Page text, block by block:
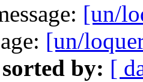
[un/
[un/
sorted by: [